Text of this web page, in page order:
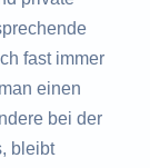
fast immer
einen
bei der
bleibt